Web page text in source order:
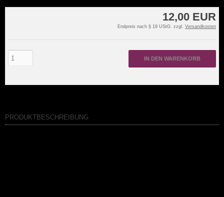
12,00 EUR
Endpreis nach § 19 UStG. zzgl. Versandkosten
IN DEN WARENKORB
PRODUKTBESCHREIBUNG